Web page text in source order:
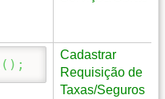
( ) ;
Cadastrar
Requisição de
Taxas/Seguros